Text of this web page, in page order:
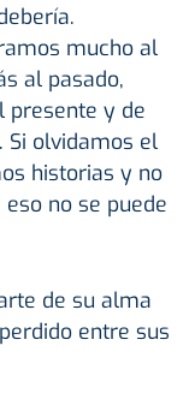
mucho al
al pasado,
presente y de
olvidamos el
historias y no
no se puede
de su alma
entre sus